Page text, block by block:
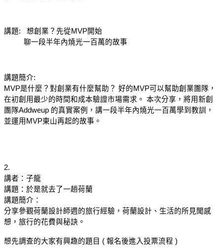
講題:   想創業？先從MVP開始
聊一段半年內燒光一百萬的故事
講題簡介:
MVP是什麼？對創業有什麼幫助？ 好的MVP可以幫助創業團隊，
在初創用最少的時間和成本驗證市場需求。 本次分享，將用新創
團隊Addweup 的真實案例，講一段半年內燒光一百萬學到教訓，
並運用MVP東山再起的故事。
2.
講者：子龍
講題：於是就去了一趟荷蘭
講題簡介：
分享參觀荷蘭設計師週的旅行經驗，荷蘭設計、生活的所見聞感
想，旅行的花費與秘訣。
想先調查的大家有興趣的題目 ( 報名後進入投票流程 )